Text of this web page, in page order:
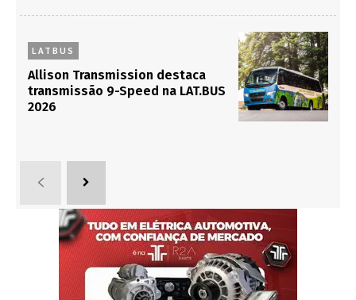
LATBUS
Allison Transmission destaca
transmissão 9-Speed na LAT.BUS
2026